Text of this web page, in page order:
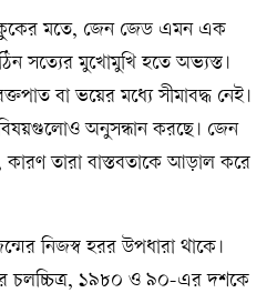
কুকের মতে, জেন জেড এমন এক
সত্যের মুখোমুখি হতে অভ্যস্ত।
বা ভয়ের মধ্যে সীমাবদ্ধ নেই।
অনুসন্ধান করছে। জেন
তারা বাস্তবতাকে আড়াল করে
নিজস্ব হরর উপধারা থাকে।
চলচ্চিত্র, ১৯৮০ ও ৯০-এর দশকে